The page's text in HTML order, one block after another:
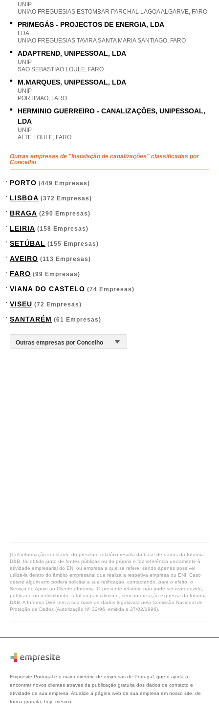
UNIP
UNIAO FREGUESIAS ESTOMBAR PARCHAL LAGOA ALGARVE, FARO
PRIMEGÁS - PROJECTOS DE ENERGIA, LDA
LDA
UNIAO FREGUESIAS TAVIRA SANTA MARIA SANTIAGO, FARO
ADAPTREND, UNIPESSOAL, LDA
UNIP
SAO SEBASTIAO LOULE, FARO
M.MARQUES, UNIPESSOAL, LDA
UNIP
PORTIMAO, FARO
HERMINIO GUERREIRO - CANALIZAÇÕES, UNIPESSOAL,
LDA
UNIP
ALTE LOULE, FARO
Outras empresas de "Instalação de canalizações" classificadas por
Concelho
PORTO (449 Empresas)
LISBOA (372 Empresas)
BRAGA (290 Empresas)
LEIRIA (158 Empresas)
SETÚBAL (155 Empresas)
AVEIRO (113 Empresas)
FARO (99 Empresas)
VIANA DO CASTELO (74 Empresas)
VISEU (72 Empresas)
SANTARÉM (61 Empresas)
(1) A informação constante do presente relatório resulta da base de dados da Informa
D&B, foi obtida junto de fontes públicas ou do próprio e faz referência unicamente à
atividade empresarial do ENI ou empresa a que se refere, sendo apenas possível
utilizá-la dentro do âmbito empresarial que realiza a respetiva empresa ou ENI. Caso
detete algum erro poderá solicitar a sua retificação, contactando, para o efeito, o
Serviço de Apoio ao Cliente eInforma. O presente relatório não pode ser reproduzido,
publicado ou redistribuído, total ou parcialmente, sem autorização expressa da Informa
D&B. A Informa D&B tem a sua base de dados legalizada pela Comissão Nacional de
Proteção de Dados (Autorização Nº 32/96, emitida a 27/02/1996).
Empresite Portugal é o maior diretório de empresas de Portugal, que o ajuda a
encontrar novos clientes através da publicação gratuita dos dados de contacto e
atividade da sua empresa. Atualize a página web da sua empresa em nosso site, de
forma gratuita, hoje mesmo.